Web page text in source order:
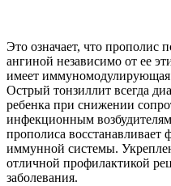
Это означает, что прополис
ангиной независимо от ее
имеет иммуномодулирующая
Острый тонзиллит всегда
ребенка при снижении
инфекционным
прополиса
иммунной системы.
отличной профилактикой
заболевания.